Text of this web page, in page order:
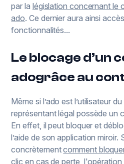
par la législation concernant le
ado. Ce dernier aura ainsi
fonctionnalités...
Le blocage d’un
adogrâce au
Même si l’ado est l’utilisateur
représentant légal possède un
En effet, il peut bloquer et
l’aide de son application
concrètementcomment
clic en cas de perte,